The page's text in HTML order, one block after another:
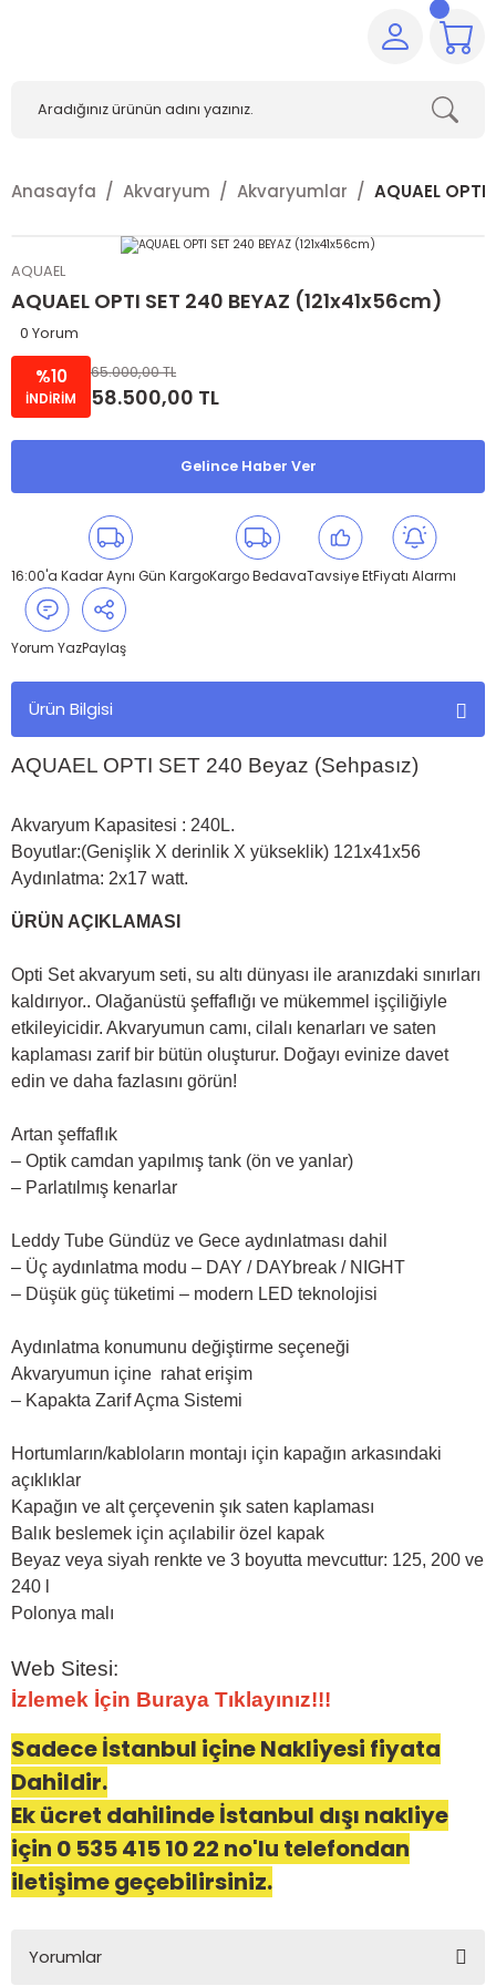
Anasayfa Akvaryum Akvaryumlar AQUAEL OPTI
AQUAEL
AQUAEL OPTI SET 240 BEYAZ (121x41x56cm)
0 Yorum
%10
İNDİRİM
65.000,00 TL
58.500,00 TL
Gelince Haber Ver
16:00'a Kadar Aynı Gün KargoKargo BedavaTavsiye EtFiyatı Alarmı
Yorum YazPaylaş
Ürün Bilgisi
AQUAEL OPTI SET 240 Beyaz (Sehpasız)
Akvaryum Kapasitesi : 240L.
Boyutlar:(Genişlik X derinlik X yükseklik) 121x41x56
Aydınlatma: 2x17 watt.
ÜRÜN AÇIKLAMASI
Opti Set akvaryum seti, su altı dünyası ile aranızdaki sınırları
kaldırıyor.. Olağanüstü şeffaflığı ve mükemmel işçiliğiyle
etkileyicidir. Akvaryumun camı, cilalı kenarları ve saten
kaplaması zarif bir bütün oluşturur. Doğayı evinize davet
edin ve daha fazlasını görün!
Artan şeffaflık
– Optik camdan yapılmış tank (ön ve yanlar)
– Parlatılmış kenarlar
Leddy Tube Gündüz ve Gece aydınlatması dahil
– Üç aydınlatma modu – DAY / DAYbreak / NIGHT
– Düşük güç tüketimi – modern LED teknolojisi
Aydınlatma konumunu değiştirme seçeneği
Akvaryumun içine rahat erişim
– Kapakta Zarif Açma Sistemi
Hortumların/kabloların montajı için kapağın arkasındaki
açıklıklar
Kapağın ve alt çerçevenin şık saten kaplaması
Balık beslemek için açılabilir özel kapak
Beyaz veya siyah renkte ve 3 boyutta mevcuttur: 125, 200 ve
240 l
Polonya malı
Web Sitesi:
İzlemek İçin Buraya Tıklayınız!!!
Sadece İstanbul içine Nakliyesi fiyata
Dahildir.
Ek ücret dahilinde İstanbul dışı nakliye
için 0 535 415 10 22 no'lu telefondan
iletişime geçebilirsiniz.
Yorumlar